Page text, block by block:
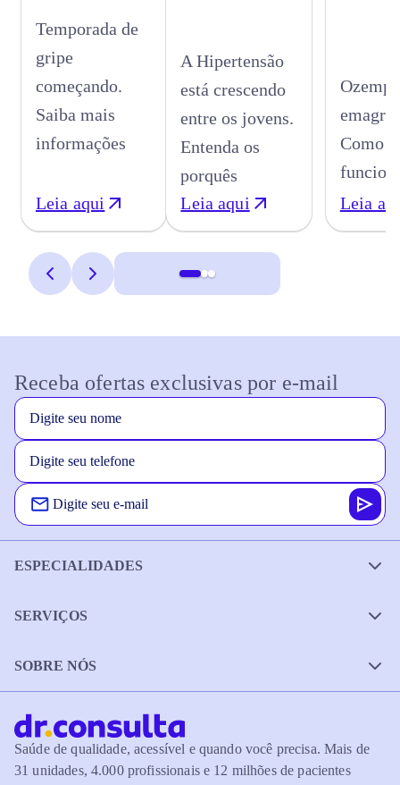
Temporada de
gripe
começando.
Saiba mais
informações
Leia aqui
A Hipertensão
está crescendo
entre os jovens.
Entenda os
porquês
Leia aqui
Como
Leia
Receba ofertas exclusivas por e-mail
ESPECIALIDADES
SERVIÇOS
SOBRE NÓS
Saúde de qualidade, acessível e quando você precisa. Mais de
31 unidades, 4.000 profissionais e 12 milhões de pacientes